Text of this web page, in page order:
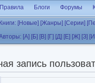
Правила Блоги Форумы
Книги: [Новые] [Жанры] [Серии]
[А] [Б] [В] [Г] [Д] [Е] [Ж] [З]
запись